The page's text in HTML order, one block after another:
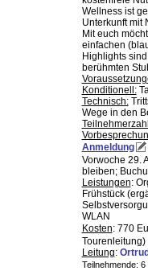
Wellness ist
Unterkunft mit
Mit euch
einfachen
Highlights
berühmten
Konditionell:
Technisch:
Wege in den
Anmeldung
Vorwoche 29.
bleiben;
Leistungen:
Frühstück
WLAN
Kosten: 770
Tourenleitung)
Leitung:
Teilnehmende: